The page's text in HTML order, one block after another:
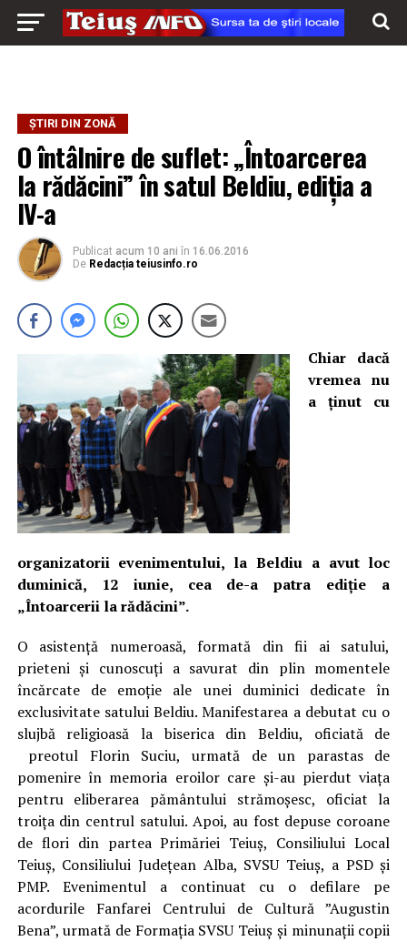
ȘTIRI DIN ZONĂ
O întâlnire de suflet: „Întoarcerea
la rădăcini” în satul Beldiu, ediția a
IV-a
Publicat acum 10 ani în 16.06.2016
De Redacția teiusinfo.ro
Chiar dacă
vremea nu
a ținut cu
organizatorii evenimentului, la Beldiu a avut loc
duminică, 12 iunie, cea de-a patra ediție a
„Întoarcerii la rădăcini”.
O asistență numeroasă, formată din fii ai satului,
prieteni și cunoscuți a savurat din plin momentele
încărcate de emoție ale unei duminici dedicate în
exclusivitate satului Beldiu. Manifestarea a debutat cu o
slujbă religioasă la biserica din Beldiu, oficiată de
preotul Florin Suciu, urmată de un parastas de
pomenire în memoria eroilor care și-au pierdut viața
pentru eliberarea pământului strămoșesc, oficiat la
troița din centrul satului. Apoi, au fost depuse coroane
de flori din partea Primăriei Teiuș, Consiliului Local
Teiuș, Consiliului Județean Alba, SVSU Teiuș, a PSD și
PMP. Evenimentul a continuat cu o defilare pe
acordurile Fanfarei Centrului de Cultură ”Augustin
Bena”, urmată de Formația SVSU Teiuș și minunații copii